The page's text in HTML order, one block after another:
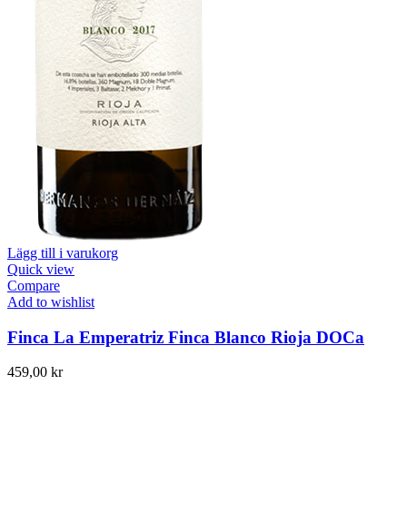
Lägg till i varukorg
Quick view
Compare
Add to wishlist
Finca La Emperatriz Finca Blanco Rioja DOCa
459,00 kr